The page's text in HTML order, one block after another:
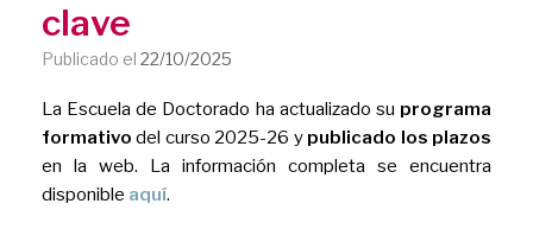
clave
Publicado el 22/10/2025
La Escuela de Doctorado ha actualizado su programa
formativo del curso 2025-26 y publicado los plazos
en la web. La información completa se encuentra
disponible aquí.